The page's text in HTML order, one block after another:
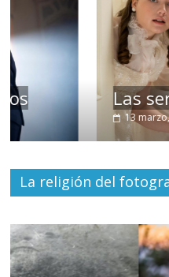
Las series-
Julio
La religión del